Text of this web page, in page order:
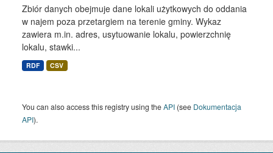
Zbiór danych obejmuje dane lokali użytkowych do oddania
w najem poza przetargiem na terenie gminy. Wykaz
zawiera m.in. adres, usytuowanie lokalu, powierzchnię
lokalu, stawki...
RDF CSV
You can also access this registry using theAPI (see Dokumentacja
API).